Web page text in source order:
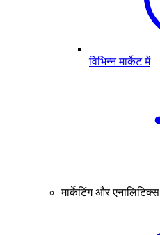
विभिन्न मार्केट में
मार्केटिंग और एनालिटिक्स